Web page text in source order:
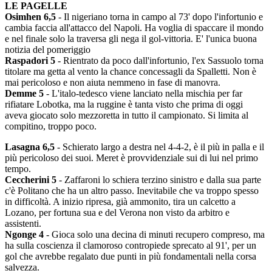
LE PAGELLE
Osimhen 6,5 - Il nigeriano torna in campo al 73' dopo l'infortunio e
cambia faccia all'attacco del Napoli. Ha voglia di spaccare il mondo
e nel finale solo la traversa gli nega il gol-vittoria. E' l'unica buona
notizia del pomeriggio
Raspadori 5 - Rientrato da poco dall'infortunio, l'ex Sassuolo torna
titolare ma getta al vento la chance concessagli da Spalletti. Non è
mai pericoloso e non aiuta nemmeno in fase di manovra.
Demme 5 - L'italo-tedesco viene lanciato nella mischia per far
rifiatare Lobotka, ma la ruggine è tanta visto che prima di oggi
aveva giocato solo mezzoretta in tutto il campionato. Si limita al
compitino, troppo poco.
Lasagna 6,5 - Schierato largo a destra nel 4-4-2, è il più in palla e il
più pericoloso dei suoi. Meret è provvidenziale sui di lui nel primo
tempo.
Ceccherini 5 - Zaffaroni lo schiera terzino sinistro e dalla sua parte
c'è Politano che ha un altro passo. Inevitabile che va troppo spesso
in difficoltà. A inizio ripresa, già ammonito, tira un calcetto a
Lozano, per fortuna sua e del Verona non visto da arbitro e
assistenti.
Ngonge 4 - Gioca solo una decina di minuti recupero compreso, ma
ha sulla coscienza il clamoroso contropiede sprecato al 91', per un
gol che avrebbe regalato due punti in più fondamentali nella corsa
salvezza.